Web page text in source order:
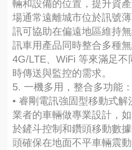
輛和設備的位置，提升資
場通常遠離城市位於訊號
訊可協助在偏遠地區維持
訊車用產品同時整合多種無
4G/LTE、WiFi 等來滿足不
時傳送與監控的需求。
5. 一機多用，整合多功能：
• 睿剛電訊強固型移動式
業者的車輛做專業設計，
於鏟斗控制和鑽頭移動數
頭確保在地面不平車輛震動